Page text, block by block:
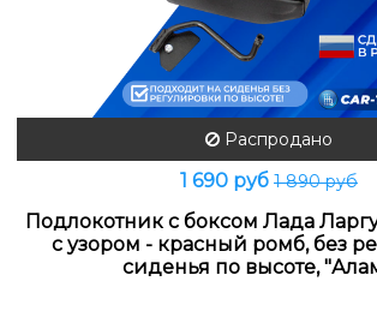
Распродано
1 690 руб 1 890 руб
Подлокотник с боксом Лада
с узором - красный ромб, без
сиденья по высоте,